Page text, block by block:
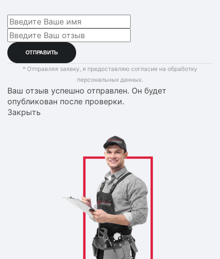
* Отправляя заявку, я предоставляю согласие на обработку
персональных данных.
Ваш отзыв успешно отправлен. Он будет
опубликован после проверки.
Закрыть